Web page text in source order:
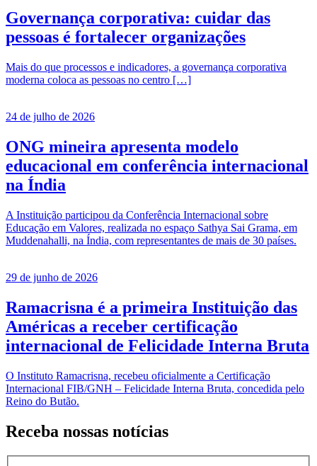
Governança corporativa: cuidar das
pessoas é fortalecer organizações
Mais do que processos e indicadores, a governança corporativa
moderna coloca as pessoas no centro […]
24 de julho de 2026
ONG mineira apresenta modelo
educacional em conferência internacional
na Índia
A Instituição participou da Conferência Internacional sobre
Educação em Valores, realizada no espaço Sathya Sai Grama, em
Muddenahalli, na Índia, com representantes de mais de 30 países.
29 de junho de 2026
Ramacrisna é a primeira Instituição das
Américas a receber certificação
internacional de Felicidade Interna Bruta
O Instituto Ramacrisna, recebeu oficialmente a Certificação
Internacional FIB/GNH – Felicidade Interna Bruta, concedida pelo
Reino do Butão.
Receba nossas notícias